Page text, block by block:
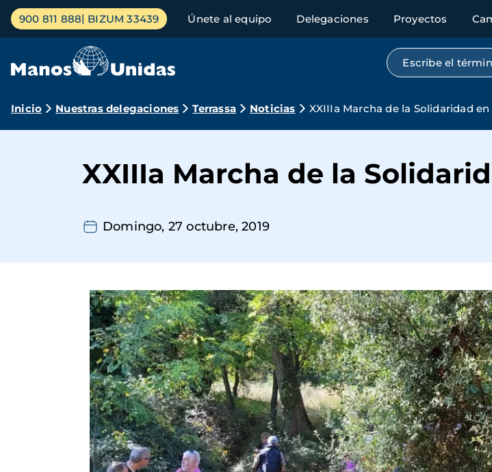
Pasar
contenido
Menú
principal
900 811 888 BIZUM 33439 Únete al equipo Delegaciones Proyectos
Búsqueda por
Ruta
navegación
Inicio Nuestras delegaciones Terrassa Noticias XXIIIa Marcha de la Solidaridad en
XXIIIa Marcha de la
Domingo, 27 octubre, 2019